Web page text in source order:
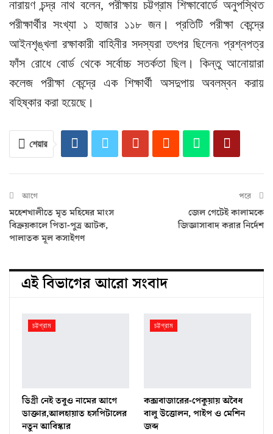
নারায়ণ চন্দ্র নাথ বলেন, পরীক্ষায় চট্টগ্রাম শিক্ষাবোর্ডে অনুপস্থিত
পরীক্ষার্থীর সংখ্যা ১ হাজার ১১৮ জন। প্রতিটি পরীক্ষা কেন্দ্রে
আইনশৃঙ্খলা রক্ষাকারী বাহিনীর সদস্যরা তৎপর ছিলেন৷ প্রশ্নপত্র
ফাঁস রোধে বোর্ড থেকে সর্বোচ্চ সতর্কতা ছিল। কিন্তু আনোয়ারা
কলেজ পরীক্ষা কেন্দ্রে এক শিক্ষার্থী অসদুপায় অবলম্বন করায়
বহিষ্কার করা হয়েছে।
শেয়ার
আগে
মহেশখালীতে মৃত মহিষের মাংস
বিক্রয়কালে পিতা-পুত্র আটক,
পালাতক মূল কসাইগণ
পরে
জেল গেটেই কালামকে
জিজ্ঞাসাবাদ করার নির্দেশ
এই বিভাগের আরো সংবাদ
চট্টগ্রাম
ডিগ্রী নেই তবুও নামের আগে
ডাক্তার,আলহায়াত হসপিটালের
নতুন আবিস্কার
চট্টগ্রাম
কক্সবাজারের-পেকুয়ায় অবৈধ
বালু উত্তোলন, পাইপ ও মেশিন
জব্দ